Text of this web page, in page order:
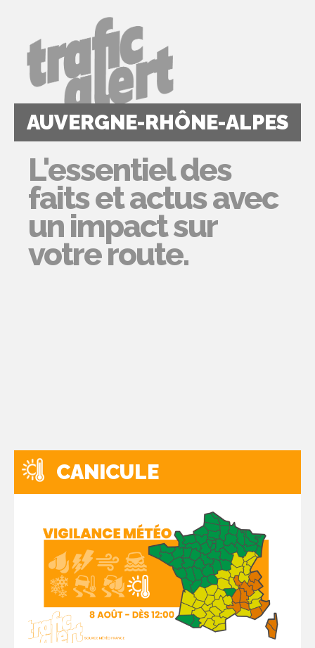
AUVERGNE-RHÔNE-ALPES
L'essentiel des
faits et actus avec
un impact sur
votre route.
CANICULE